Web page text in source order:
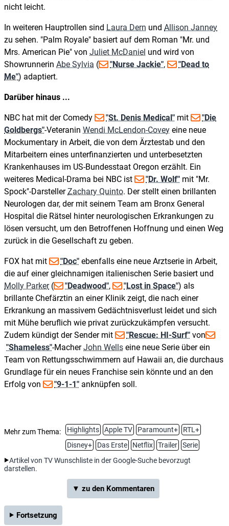
nicht leicht.
In weiteren Hauptrollen sind Laura Dern und Allison Janney
zu sehen. "Palm Royale" basiert auf dem Roman "Mr. und
Mrs. American Pie" von Juliet McDaniel und wird von
Showrunnerin Abe Sylvia ( "Nurse Jackie",
"Dead to
Me") adaptiert.
Darüber hinaus ...
NBC hat mit der Comedy "St. Denis Medical" mit
"Die
Goldbergs"-Veteranin Wendi McLendon-Covey eine neue
Mockumentary in Arbeit, die von dem Ärztestab und den
Mitarbeitern eines unterfinanzierten und unterbesetzten
Krankenhauses im US-Bundesstaat Oregon erzählt. Ein
weiteres Medical-Drama bei NBC ist
"Dr. Wolf" mit "Mr.
Spock"-DarstellerZachary Quinto. Der stellt einen brillanten
Neurologen dar, der mit seinem Team am Bronx General
Hospital die Rätsel hinter neurologischen Erkrankungen zu
lösen versucht, um den Betroffenen Hoffnung und einen Weg
zurück in die Gesellschaft zu geben.
FOX hat mit "Doc" ebenfalls eine neue Arztserie in Arbeit,
die auf einer gleichnamigen italienischen Serie basiert und
Molly Parker( "Deadwood", "Lost in Space") als
brillante Chefärztin an einer Klinik zeigt, die nach einer
Erkrankung an massivem Gedächtnisverlust leidet und sich
mit Mühe beruflich wie privat zurückzukämpfen versucht.
Zudem kündigt der Sender mit
"Rescue: HI-Surf" von
"Shameless"-MacherJohn Wells eine neue Serie über ein
Team von Rettungsschwimmern auf Hawaii an, die durchaus
Grundlage für ein neues Franchise sein könnte und an den
Erfolg von
"9-1-1" anknüpfen soll.
Mehr zum Thema: Highlights Apple TV Paramount+
RTL+
Disney+
Das Erste Netflix Trailer
Serie
Artikel von TV Wunschliste in der Google-Suche bevorzugt
darstellen.
▼ zu den Kommentaren
Fortsetzung